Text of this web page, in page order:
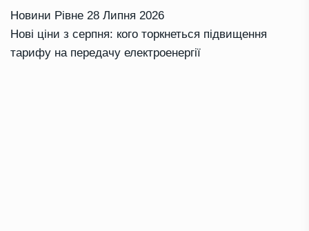
Новини Рівне 28 Липня 2026
Нові ціни з серпня: кого торкнеться підвищення
тарифу на передачу електроенергії